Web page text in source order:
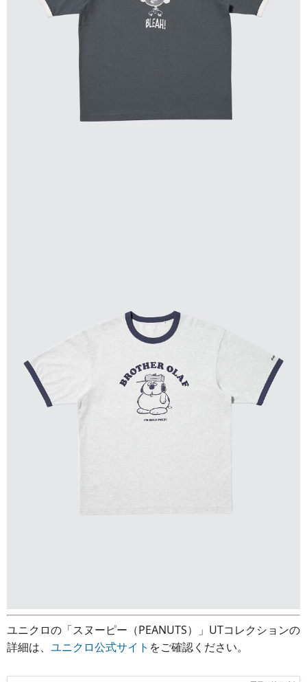
ユニクロの「スヌーピー（PEANUTS）」UTコレクションの
詳細は、 ユニクロ公式サイト をご確認ください。